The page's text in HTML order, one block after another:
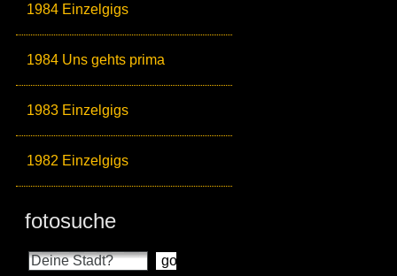
1984 Einzelgigs
1984 Uns gehts prima
1983 Einzelgigs
1982 Einzelgigs
fotosuche